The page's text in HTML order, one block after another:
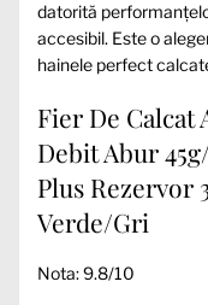
datorită
accesibil. Este o
hainele perfect
Fier De Calcat
Debit Abur
Plus Rezervor
Verde/Gri
Nota: 9.8/10